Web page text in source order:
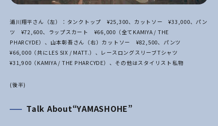
浦川翔平さん（左）：タンクトップ ¥25,300、カットソー ¥33,000、パン
ツ ¥72,600、ラップスカート ¥66,000（全てKAMIYA / THE
PHARCYDE）、山本彰吾さん（右）カットソー ¥82,500、パンツ
¥66,000（共にLES SIX / MATT.）、レースロングスリーブTシャツ
¥31,900（KAMIYA / THE PHARCYDE）、その他はスタイリスト私物
(後半)
Talk About“YAMASHOHE”